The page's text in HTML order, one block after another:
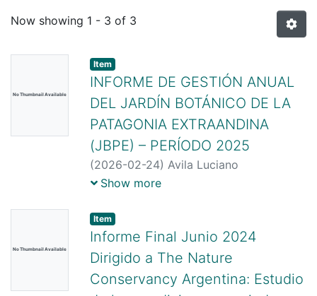
Now showing 1 - 3 of 3
No Thumbnail Available
Item
INFORME DE GESTIÓN ANUAL
DEL JARDÍN BOTÁNICO DE LA
PATAGONIA EXTRAANDINA
(JBPE) – PERÍODO 2025
(2026-02-24) Avila Luciano
Investigador Principal Bisigato
Campanella Victoria Investigadora
Adjunta Carrera Analía Investigadora
Independiente Cenzano Ana
Investigadora Adjunta D´Agostino
Romina Profesional Adjunta González
Show more
No Thumbnail Available
Item
Informe Final Junio 2024
Dirigido a The Nature
Conservancy Argentina: Estudio